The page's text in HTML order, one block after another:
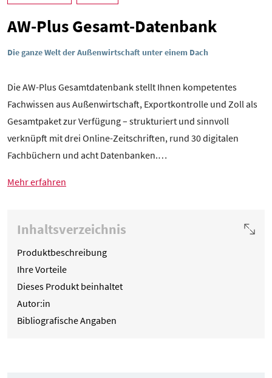
AW-Plus Gesamt-Datenbank
Die ganze Welt der Außenwirtschaft unter einem Dach
Die AW-Plus Gesamtdatenbank stellt Ihnen kompetentes
Fachwissen aus Außenwirtschaft, Exportkontrolle und Zoll als
Gesamtpaket zur Verfügung – strukturiert und sinnvoll
verknüpft mit drei Online-Zeitschriften, rund 30 digitalen
Fachbüchern und acht Datenbanken.…
Mehr erfahren
Inhaltsverzeichnis
Produktbeschreibung
Ihre Vorteile
Dieses Produkt beinhaltet
Autor:in
Bibliografische Angaben